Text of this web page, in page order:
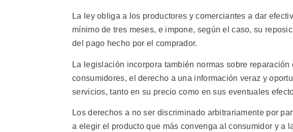
La ley obliga a los productores y comerciantes a dar
mínimo de tres meses, e impone, según el caso, su
del pago hecho por el comprador.
La legislación incorpora también normas sobre
consumidores, el derecho a una información veraz y
servicios, tanto en su precio como en sus eventuales
Los derechos a no ser discriminado arbitrariamente por
a elegir el producto que más convenga al consumidor y a